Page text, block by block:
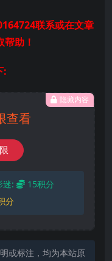
联系或在文章
助！
:
隐藏内容
查看
迷:
15积分
分
或标注，均为本站原